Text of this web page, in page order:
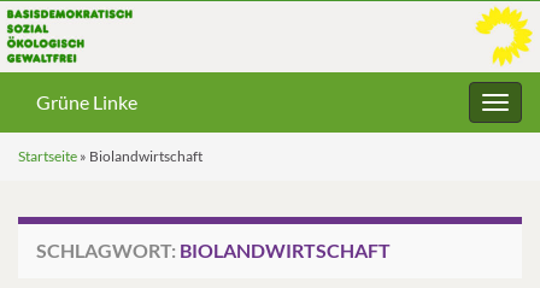
Grüne Linke
Startseite » Biolandwirtschaft
SCHLAGWORT: BIOLANDWIRTSCHAFT